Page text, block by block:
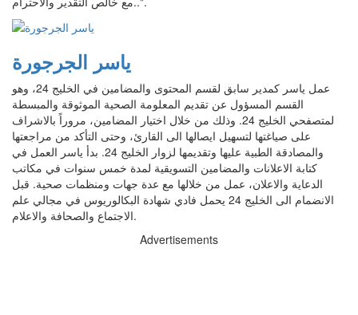
ياسر الجرجورة
عمل ياسر كمدير سابق لقسم المحتوى والمضامين في الخليج 24، وهو
القسم المسؤول عن تقديم المعلومة الصحية الموثوقة والمبسطة
لمتصفحي الخليج 24. وذلك من خلال اختيار المضامين، مروراً بالاشراف
على صياغتها لتسهيل ايصالها الى القارئ، وحتى التأكد من مراجعتها
والمصادقة الطبية عليها وتقديمها لزوار الخليج 24. بدأ ياسر العمل في
كتابة الاعلانات والمضامين التسويقية لمدة خمس سنوات في مكاتب
الدعاية والاعلان، عمل من خلالها مع عدة جهات ومنظمات صحية. قبل
الانضمام الى الخليج 24 يحمل فادي شهادة البكالوريوس في مجالي علم
الاجتماع والصحافة والاعلام.
Advertisements